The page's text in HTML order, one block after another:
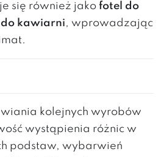
się również jako fotel do
kawiarni, wprowadzając
kolejnych wyrobów
wystąpienia różnic w
podstaw, wybarwień